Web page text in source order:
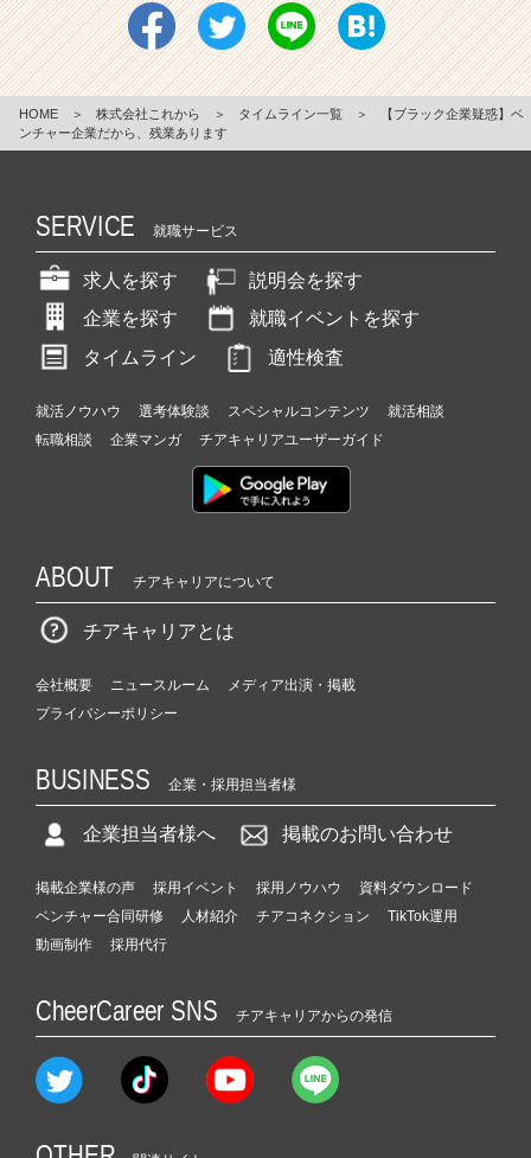
HOME ＞ 株式会社これから ＞ タイムライン一覧 ＞
【ブラック企業疑惑】ベ
ンチャー企業だから、残業あります
SERVICE 就職サービス
求人を探す
説明会を探す
企業を探す
就職イベントを探す
タイムライン
適性検査
就活ノウハウ 選考体験談 スペシャルコンテンツ
就活相談
転職相談
企業マンガ チアキャリアユーザーガイド
ABOUT チアキャリアについて
チアキャリアとは
会社概要 ニュースルーム
メディア出演・掲載
プライバシーポリシー
BUSINESS 企業・採用担当者様
企業担当者様へ 掲載のお問い合わせ
掲載企業様の声 採用イベント 採用ノウハウ
資料ダウンロード
ベンチャー合同研修
人材紹介 チアコネクション
TikTok運用
動画制作
採用代行
CheerCareer SNS チアキャリアからの発信